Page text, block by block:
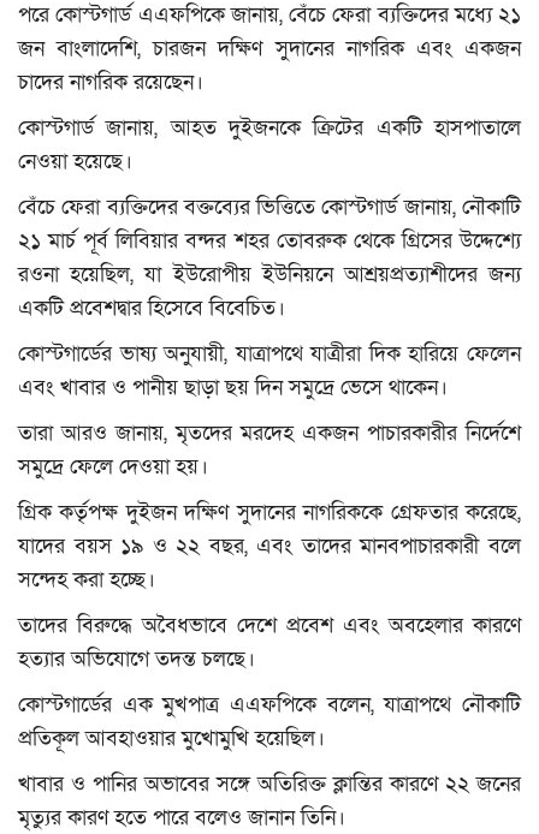
জাষ্ট হেল্প চ্যারিটি
স্বাস্থ্য
খেলাধুলা
বিনোদন
ক্যাম্পাস
লাইফস্টাইল
যোগাযোগ
ধর্ম ও জীবন
ভিডিও
রকমারি
ফটোগ্যালারী
আমাদের পরিবার
পরে কোস্টগার্ড এএফপিকে জানায়, বেঁচে ফেরা ব্যক্তিদের মধ্যে ২১
জন বাংলাদেশি, চারজন দক্ষিণ সুদানের নাগরিক এবং একজন
চাদের নাগরিক রয়েছেন।
কোস্টগার্ড জানায়, আহত দুইজনকে ক্রিটের একটি হাসপাতালে
নেওয়া হয়েছে।
বেঁচে ফেরা ব্যক্তিদের বক্তব্যের ভিত্তিতে কোস্টগার্ড জানায়, নৌকাটি
২১ মার্চ পূর্ব লিবিয়ার বন্দর শহর তোবরুক থেকে গ্রিসের উদ্দেশ্যে
রওনা হয়েছিল, যা ইউরোপীয় ইউনিয়নে আশ্রয়প্রত্যাশীদের জন্য
একটি প্রবেশদ্বার হিসেবে বিবেচিত।
কোস্টগার্ডের ভাষ্য অনুযায়ী, যাত্রাপথে যাত্রীরা দিক হারিয়ে ফেলেন
এবং খাবার ও পানীয় ছাড়া ছয় দিন সমুদ্রে ভেসে থাকেন।
তারা আরও জানায়, মৃতদের মরদেহ একজন পাচারকারীর নির্দেশে
সমুদ্রে ফেলে দেওয়া হয়।
গ্রিক কর্তৃপক্ষ দুইজন দক্ষিণ সুদানের নাগরিককে গ্রেফতার করেছে,
যাদের বয়স ১৯ ও ২২ বছর, এবং তাদের মানবপাচারকারী বলে
সন্দেহ করা হচ্ছে।
তাদের বিরুদ্ধে অবৈধভাবে দেশে প্রবেশ এবং অবহেলার কারণে
হত্যার অভিযোগে তদন্ত চলছে।
কোস্টগার্ডের এক মুখপাত্র এএফপিকে বলেন, যাত্রাপথে নৌকাটি
প্রতিকূল আবহাওয়ার মুখোমুখি হয়েছিল।
খাবার ও পানির অভাবের সঙ্গে অতিরিক্ত ক্লান্তির কারণে ২২ জনের
মৃত্যুর কারণ হতে পারে বলেও জানান তিনি।